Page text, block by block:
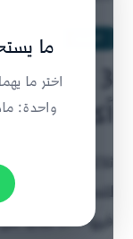
3 مواهب
أكبر
ثلاثة مصممين
للتصميم
فيها 814 طالبًا من مختلف مؤسسات التعليم العُمانية
ما
اختر ما
واحدة: